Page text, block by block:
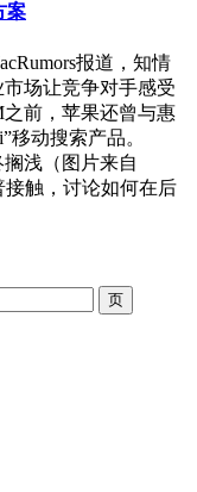
案
报道，知情
场让竞争对手感受
前，苹果还曾与惠
移动搜索产品。
浅（图片来自
触，讨论如何在后